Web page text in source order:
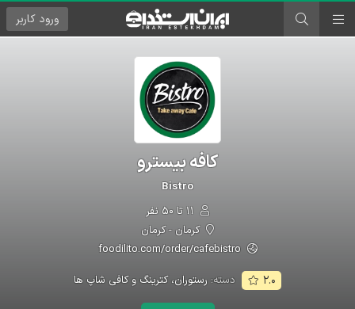
ورود کاربر
کافه بیسترو
Bistro
کرمان - کرمان
foodilito.com/order/cafebistro
۲.۰ دسته: رستوران، کترینگ و کافی شاپ ها